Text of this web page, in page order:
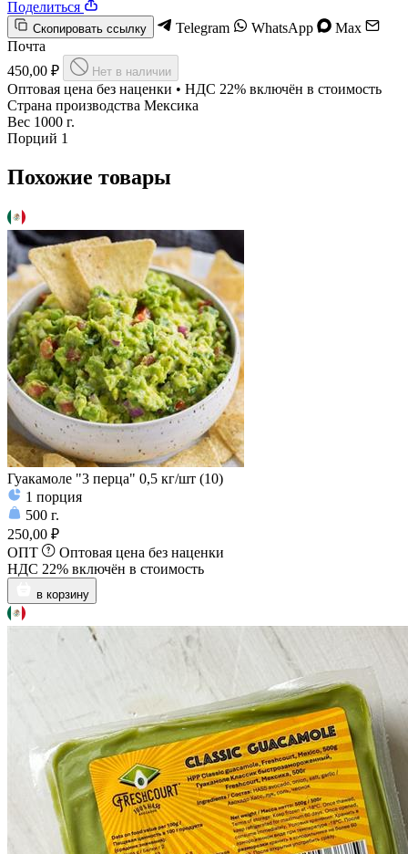
Поделиться
Скопировать ссылку Telegram WhatsApp
Max
Почта
450,00 ₽
Нет в наличии
Оптовая цена без наценки • НДС 22% включён в стоимость
Страна производства Мексика
Вес 1000 г.
Порций 1
Похожие товары
Гуакамоле "3 перца" 0,5 кг/шт (10)
1 порция
500 г.
250,00 ₽
ОПТ
Оптовая цена без наценки
НДС 22% включён в стоимость
в корзину